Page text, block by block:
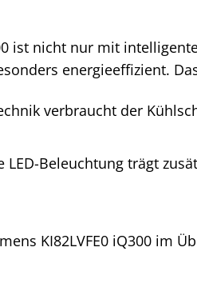
ist nicht nur mit
energieeffizient.
verbraucht der
Beleuchtung trägt
KI82LVFE0 iQ300 im